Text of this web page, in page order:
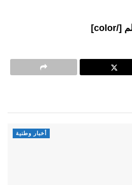
أخبار وطنية